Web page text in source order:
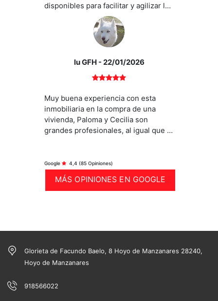
disponibles para facilitar y agilizar la
venta. La ayuda de Paloma ha sido
fundamental en todo el proceso.
lu GFH - 22/01/2026
Muy buena experiencia con esta
inmobiliaria en la compra de una
vivienda, Paloma y Cecilia son
grandes profesionales, al igual que el
duda, repetiría con ellos.
Google 4,4 (85 Opiniones)
MÁS OPINIONES EN GOOGLE
Glorieta de Facundo Baelo, 8 Hoyo de Manzanares 28240,
Hoyo de Manzanares
918566022